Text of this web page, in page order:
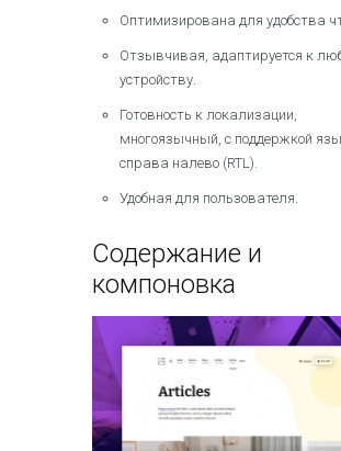
Оптимизирована для удобства
Отзывчивая, адаптируется к
устройству.
Готовность к локализации,
многоязычный, с поддержкой
справа налево (RTL).
Удобная для пользователя.
Содержание и
компоновка